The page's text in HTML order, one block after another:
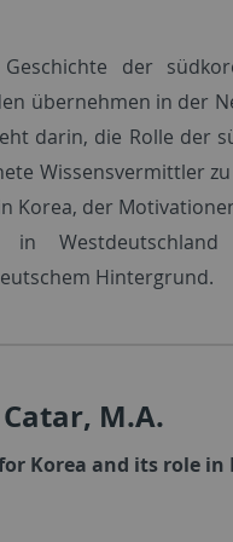
der
übernehmen in der
darin, die Rolle der
Wissensvermittler
Korea, der
Hintergrund.
M.A.
Korea and its role